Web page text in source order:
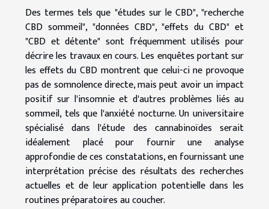
Des termes tels que "études sur le CBD", "recherche
CBD sommeil", "données CBD", "effets du CBD" et
"CBD et détente" sont fréquemment utilisés pour
décrire les travaux en cours. Les enquêtes portant sur
les effets du CBD montrent que celui-ci ne provoque
pas de somnolence directe, mais peut avoir un impact
positif sur l'insomnie et d'autres problèmes liés au
sommeil, tels que l'anxiété nocturne. Un universitaire
spécialisé dans l'étude des cannabinoïdes serait
idéalement placé pour fournir une analyse
approfondie de ces constatations, en fournissant une
interprétation précise des résultats des recherches
actuelles et de leur application potentielle dans les
routines préparatoires au coucher.